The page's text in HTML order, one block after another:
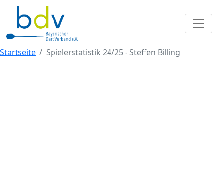
Startseite Spielerstatistik 24/25 - Steffen Billing